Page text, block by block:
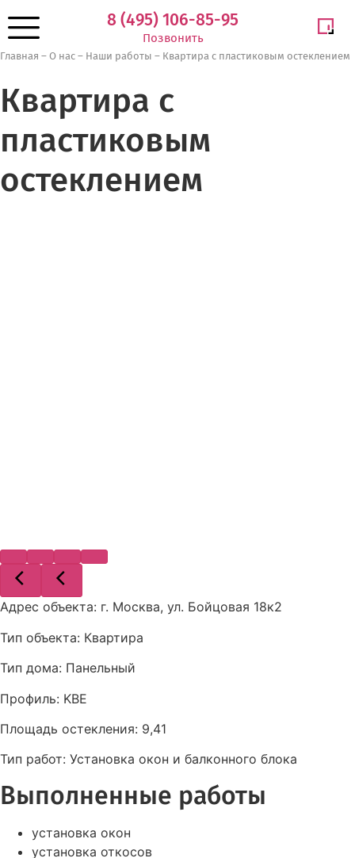
8 (495) 106-85-95
Позвонить
Главная – О нас – Наши работы – Квартира с пластиковым остеклением
Квартира с
пластиковым
остеклением
Адрес объекта: г. ​Москва, ул. Бойцовая 18к2
Тип объекта: Квартира
Тип дома: Панельный
Профиль: KBE
Площадь остекления: 9,41
Тип работ: Установка окон и балконного блока
Выполненные работы
установка окон
установка откосов